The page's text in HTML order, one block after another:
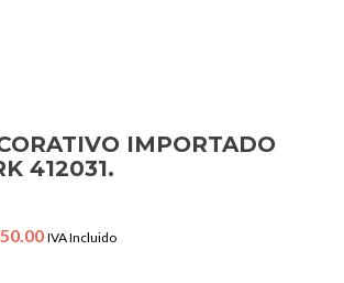
IMPORTADO
412031.
Current
IVA Incluido